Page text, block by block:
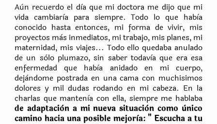
Aùn recuerdo el dìa que mi doctora me dijo que mi
vida cambiarìa para siempre. Todo lo que habìa
conocido hasta entonces, mi forma de vivir, mis
proyectos màs inmediatos, mi trabajo, mis planes, mi
maternidad, mis viajes... Todo ello quedaba anulado
de un sòlo plumazo, sin saber todavìa que era esa
enfermedad que habìa anidado en mi cuerpo,
dejàndome postrada en una cama con muchisimos
dolores y mil dudas rodando en mi cabeza. En la
charlas que mantenìa con ella, siempre me hablaba
de adaptaciòn a mi nueva situaciòn como ùnico
camino hacia una posible mejorìa: " Escucha a tu